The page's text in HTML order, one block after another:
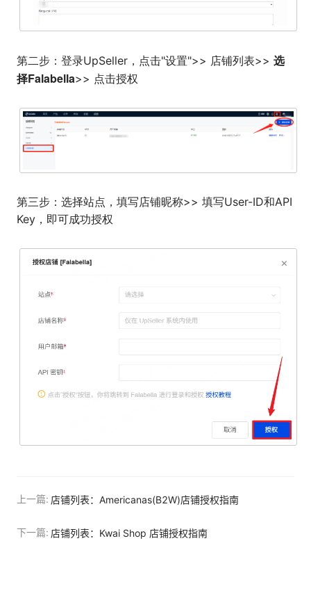
第二步：登录UpSeller，点击"设置">> 店铺列表>> 选
择Falabella>> 点击授权
第三步：选择站点，填写店铺昵称>> 填写User-ID和API
Key，即可成功授权
上一篇: 店铺列表：Americanas(B2W)店铺授权指南
下一篇: 店铺列表：Kwai Shop 店铺授权指南